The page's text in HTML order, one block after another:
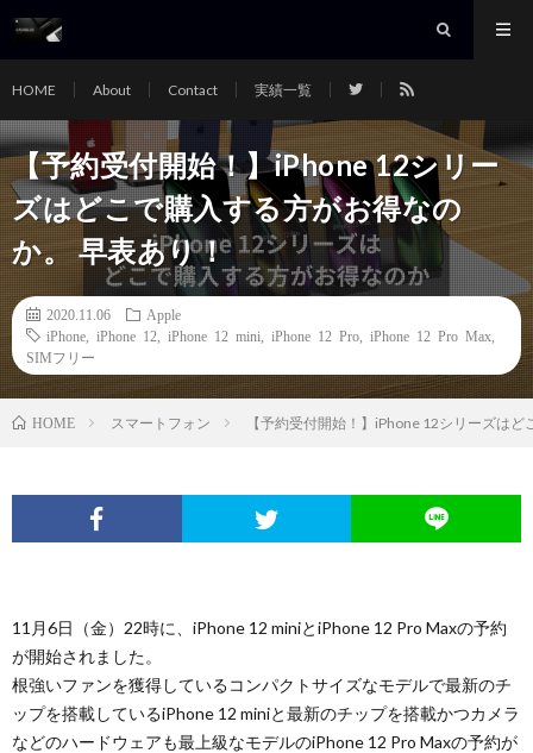
HOME About Contact 実績一覧
【予約受付開始！】iPhone 12シリー
ズはどこで購入する方がお得なの
か。 早表あり！
2020.11.06
Apple
iPhone
iPhone 12 iPhone 12 mini iPhone 12 Pro iPhone 12 Pro Max
SIMフリー
HOME スマートフォン 【予約受付開始！】iPhone 12シリーズは
11月6日（金）22時に、iPhone 12 miniとiPhone 12 Pro Maxの予約
が開始されました。
根強いファンを獲得しているコンパクトサイズなモデルで最新のチ
ップを搭載しているiPhone 12 miniと最新のチップを搭載かつカメラ
などのハードウェアも最上級なモデルのiPhone 12 Pro Maxの予約が